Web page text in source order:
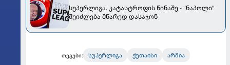
სუპერლიგა. კატასტროფის წინაშე - "ნაპოლი"
შეიძლება მწარედ დასაჯონ
თეგები: სუპერლიგა ქუთაისი არმია